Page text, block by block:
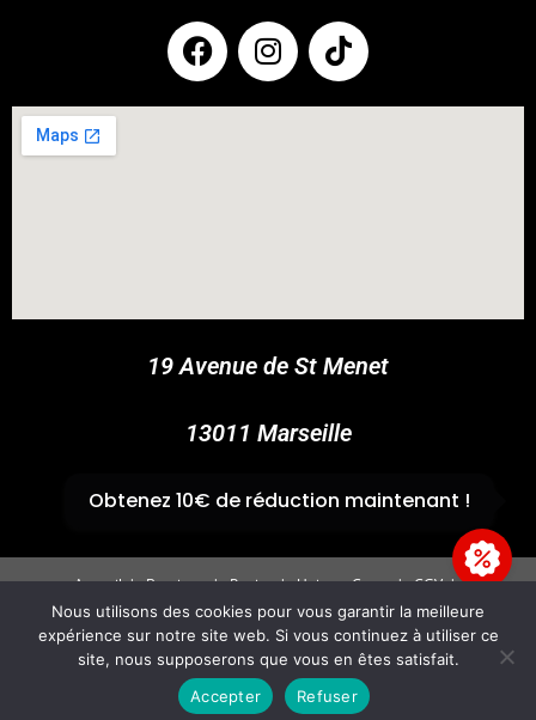
19 Avenue de St Menet
13011 Marseille
✆04 91 44 45 46
Accueil Boutique Panier Univers Cross
CGV
Mentions légales
Copyright 2026 - GvpAccess - Site By Fire'Technologie
Obtenez 10€ de réduction maintenant !
Nous utilisons des cookies pour vous garantir la meilleure
expérience sur notre site web. Si vous continuez à utiliser ce
site, nous supposerons que vous en êtes satisfait.
Accepter
Refuser